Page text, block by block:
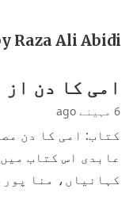
Raza Ali Abidi
امی کا دن
6 مہینے ago
کتاب: امی کا دن
عابدی اس کتاب
کہانیاں، منا